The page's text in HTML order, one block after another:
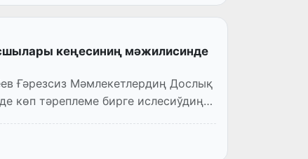
кеңесиниң мәжилисинде
Ғәрезсиз Мәмлекетлердиң Дослық
көп тәреплеме бирге ислесиўдиң